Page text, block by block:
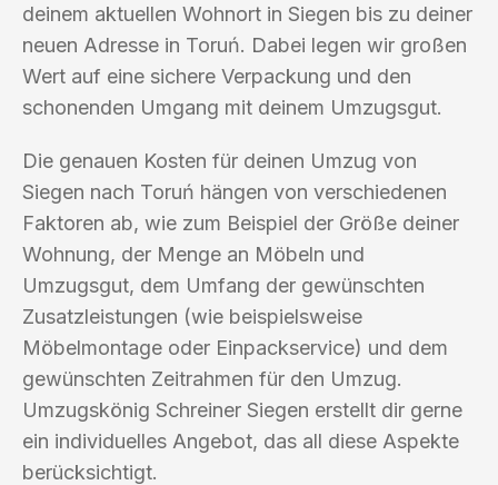
deinem aktuellen Wohnort in Siegen bis zu deiner
neuen Adresse in Toruń. Dabei legen wir großen
Wert auf eine sichere Verpackung und den
schonenden Umgang mit deinem Umzugsgut.
Die genauen Kosten für deinen Umzug von
Siegen nach Toruń hängen von verschiedenen
Faktoren ab, wie zum Beispiel der Größe deiner
Wohnung, der Menge an Möbeln und
Umzugsgut, dem Umfang der gewünschten
Zusatzleistungen (wie beispielsweise
Möbelmontage oder Einpackservice) und dem
gewünschten Zeitrahmen für den Umzug.
Umzugskönig Schreiner Siegen erstellt dir gerne
ein individuelles Angebot, das all diese Aspekte
berücksichtigt.